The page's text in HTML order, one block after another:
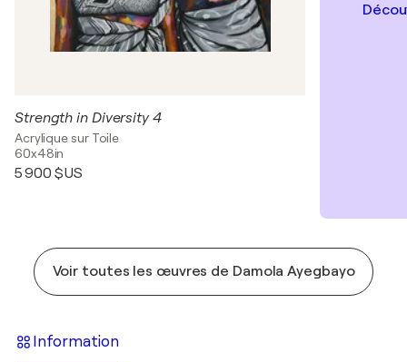
Strength in Diversity 4
Acrylique sur Toile
60x48in
5 900 $US
Voir toutes les œuvres de Damola Ayegbayo
Information